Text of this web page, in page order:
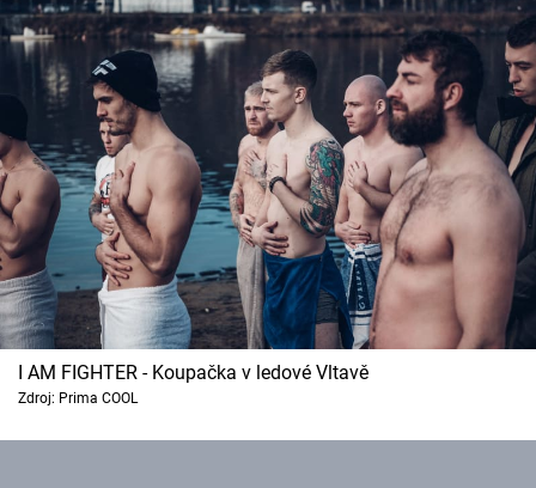
I AM FIGHTER - Koupačka v ledové Vltavě
Zdroj: Prima COOL